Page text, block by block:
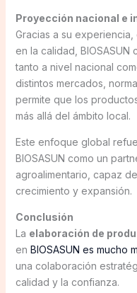
Proyección nacional e
Gracias a su
en la calidad,
tanto a nivel nacional
distintos mercados,
permite que los
más allá del ámbito local.
Este enfoque global
BIOSASUN como un
agroalimentario, capaz
crecimiento y expansión.
Conclusión
La elaboración de
en BIOSASUN es mucho
una colaboración
calidad y la confianza.